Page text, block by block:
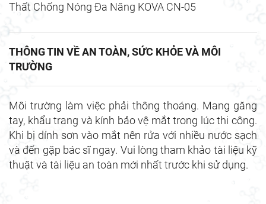
Thất Chống Nóng Đa Năng KOVA CN-05
THÔNG TIN VỀ AN TOÀN, SỨC KHỎE VÀ MÔI
TRƯỜNG
Môi trường làm việc phải thông thoáng. Mang găng
tay, khẩu trang và kính bảo vệ mắt trong lúc thi công.
Khi bị dính sơn vào mắt nên rửa với nhiều nước sạch
và đến gặp bác sĩ ngay. Vui lòng tham khảo tài liệu kỹ
thuật và tài liệu an toàn mới nhất trước khi sử dụng.